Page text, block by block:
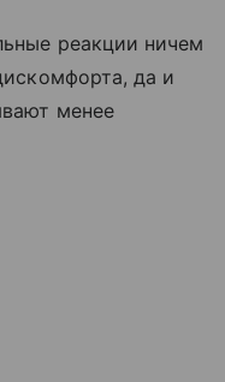
реакции ничем
да и
менее